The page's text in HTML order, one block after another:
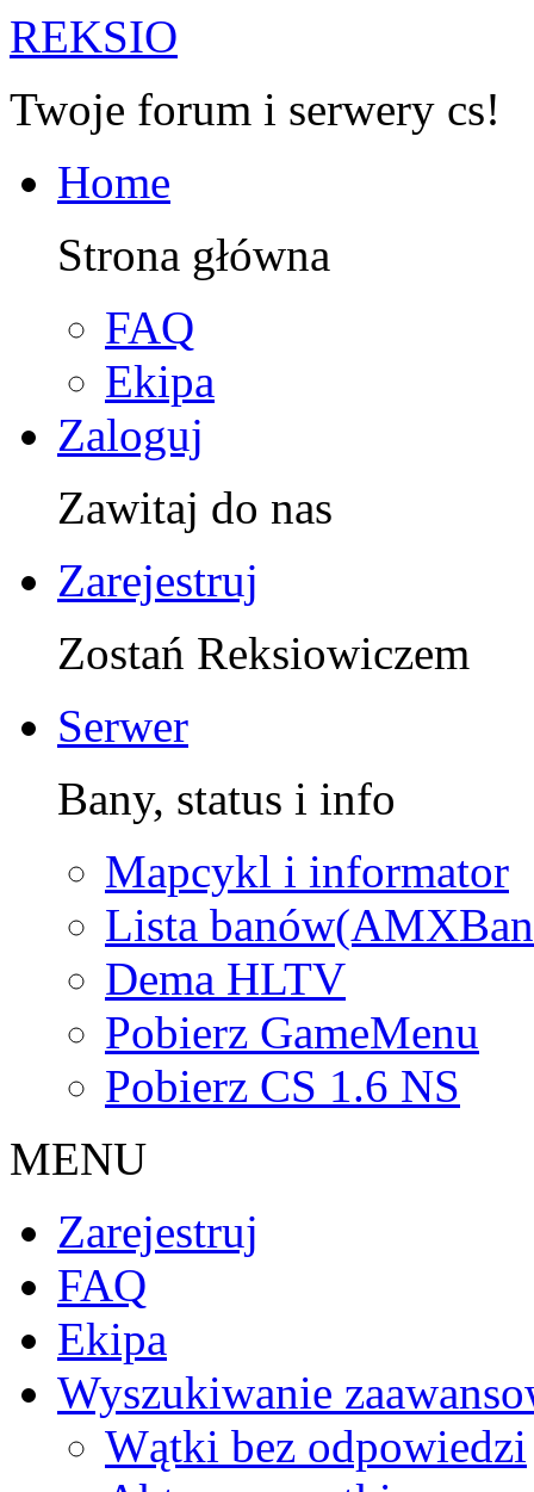
REKSIO
Twoje forum i serwery cs!
Home
Strona główna
FAQ
Ekipa
Zaloguj
Zawitaj do nas
Zarejestruj
Zostań Reksiowiczem
Serwer
Bany, status i info
Mapcykl i informator
Lista
Dema HLTV
Pobierz GameMenu
Pobierz CS 1.6 NS
MENU
Zarejestruj
FAQ
Ekipa
Wyszukiwanie
Wątki bez odpowiedzi